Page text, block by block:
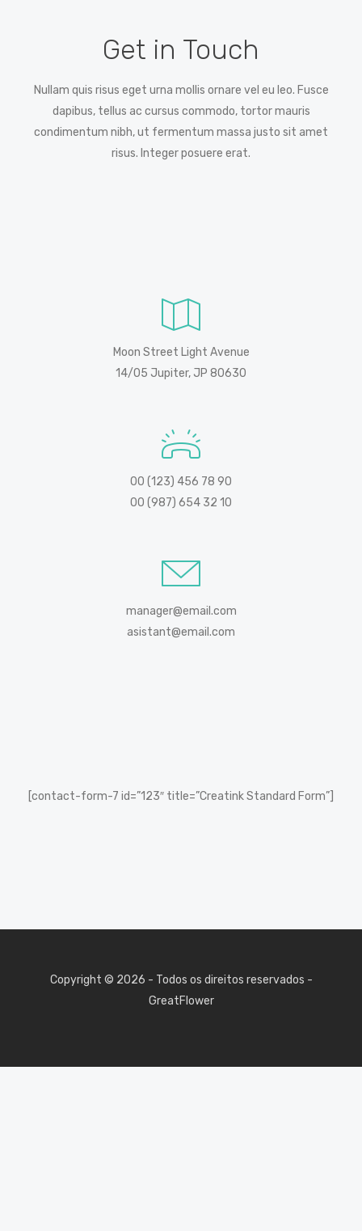
Get in Touch
Nullam quis risus eget urna mollis ornare vel eu leo. Fusce
dapibus, tellus ac cursus commodo, tortor mauris
condimentum nibh, ut fermentum massa justo sit amet
risus. Integer posuere erat.
Moon Street Light Avenue
14/05 Jupiter, JP 80630
00 (123) 456 78 90
00 (987) 654 32 10
manager@email.com
asistant@email.com
[contact-form-7 id=”123″ title=”Creatink Standard Form”]
Copyright © 2026 - Todos os direitos reservados -
GreatFlower